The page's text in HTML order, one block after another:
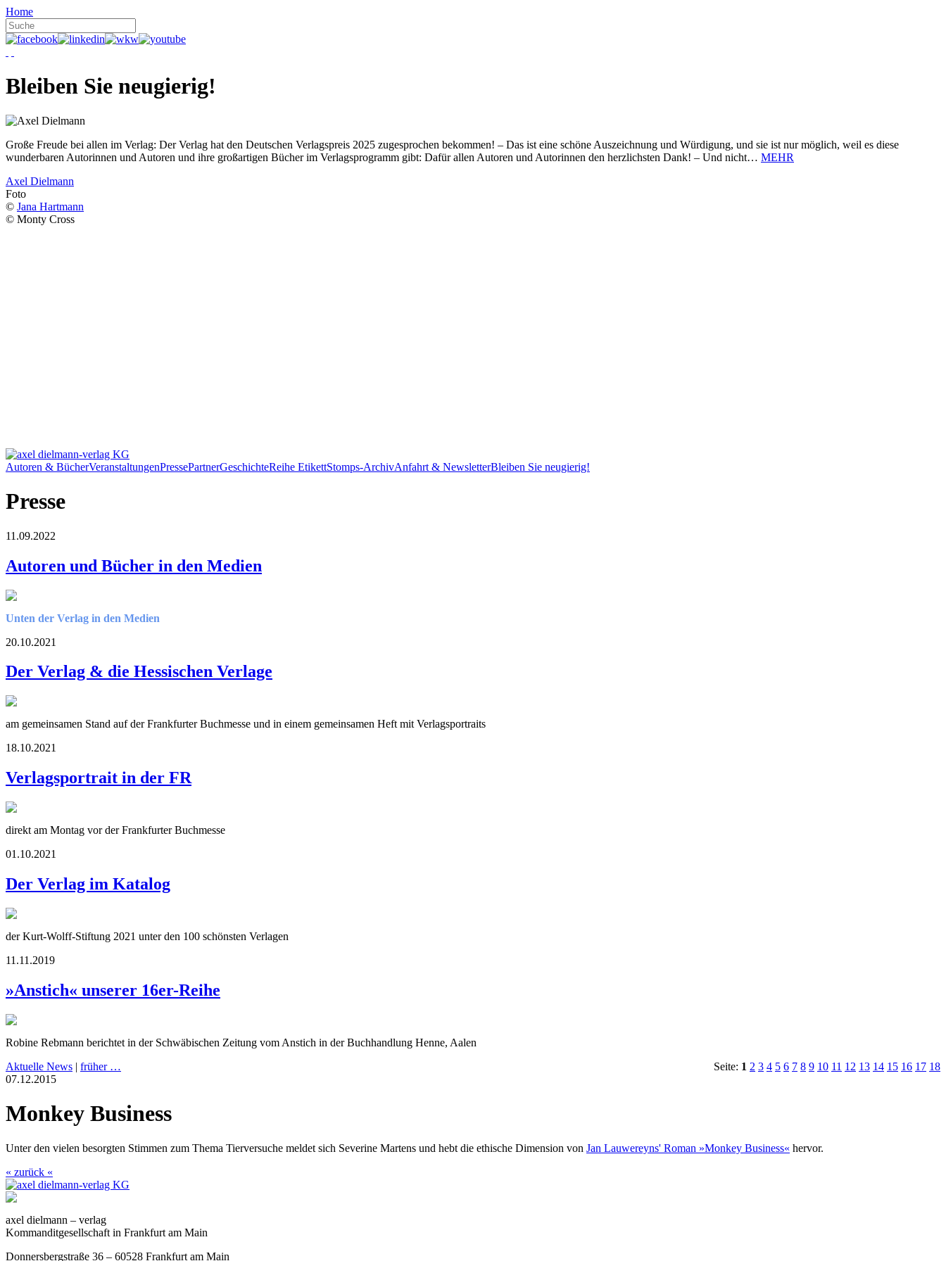
Home
Bleiben Sie neugierig!
Große Freude bei allen im Verlag: Der Verlag hat den Deutschen Verlagspreis 2025 zugesprochen bekommen! – Das ist eine schöne Auszeichnung und Würdigung, und sie ist nur möglich, weil es diese
wunderbaren Autorinnen und Autoren und ihre großartigen Bücher im Verlagsprogramm gibt: Dafür allen Autoren und Autorinnen den herzlichsten Dank! – Und nicht… MEHR
Axel Dielmann
Foto
© Jana Hartmann
© Monty Cross
Autoren & BücherVeranstaltungenPressePartnerGeschichteReihe EtikettStomps-ArchivAnfahrt & NewsletterBleiben Sie neugierig!
Presse
11.09.2022
Autoren und Bücher in den Medien
Unten der Verlag in den Medien
20.10.2021
Der Verlag & die Hessischen Verlage
am gemeinsamen Stand auf der Frankfurter Buchmesse und in einem gemeinsamen Heft mit Verlagsportraits
18.10.2021
Verlagsportrait in der FR
direkt am Montag vor der Frankfurter Buchmesse
01.10.2021
Der Verlag im Katalog
der Kurt-Wolff-Stiftung 2021 unter den 100 schönsten Verlagen
11.11.2019
»Anstich« unserer 16er-Reihe
Robine Rebmann berichtet in der Schwäbischen Zeitung vom Anstich in der Buchhandlung Henne, Aalen
Aktuelle News | früher … Seite: 1 2 3 4 5 6 7 8 9 10 11 12 13 14 15 16 17 18
07.12.2015
Monkey Business
Unter den vielen besorgten Stimmen zum Thema Tierversuche meldet sich Severine Martens und hebt die ethische Dimension von Jan Lauwereyns' Roman »Monkey Business« hervor.
« zurück «
axel dielmann – verlag
Kommanditgesellschaft in Frankfurt am Main
Donnersbergstraße 36 – 60528 Frankfurt am Main